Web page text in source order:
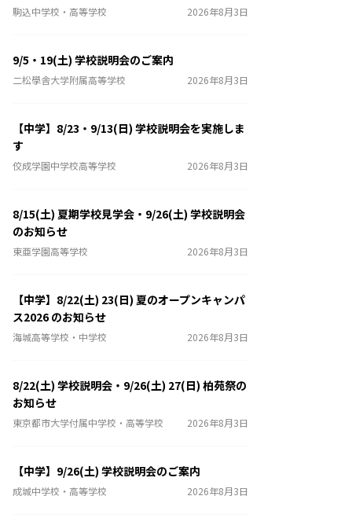
駒込中学校・高等学校 2026年8月3日
9/5・19(土) 学校説明会のご案内
二松學舎大学附属高等学校 2026年8月3日
【中学】8/23・9/13(日) 学校説明会を実施しま
す
佼成学園中学校高等学校 2026年8月3日
8/15(土) 夏期学校見学会・9/26(土) 学校説明会
のお知らせ
東亜学園高等学校 2026年8月3日
【中学】8/22(土) 23(日) 夏のオープンキャンパ
ス2026 のお知らせ
海城高等学校・中学校 2026年8月3日
8/22(土) 学校説明会・9/26(土) 27(日) 柏苑祭の
お知らせ
東京都市大学付属中学校・高等学校 2026年8月3日
【中学】9/26(土) 学校説明会のご案内
成城中学校・高等学校 2026年8月3日